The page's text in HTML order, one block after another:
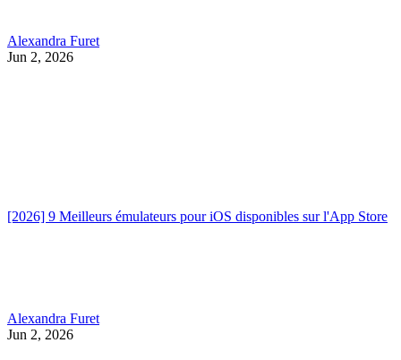
Alexandra Furet
Jun 2, 2026
[2026] 9 Meilleurs émulateurs pour iOS disponibles sur l'App Store
Alexandra Furet
Jun 2, 2026